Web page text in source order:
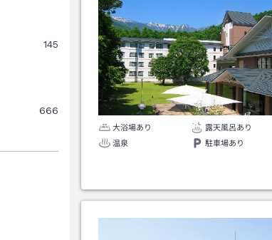
145
666
大浴場あり
露天風呂あり
温泉
駐車場あり